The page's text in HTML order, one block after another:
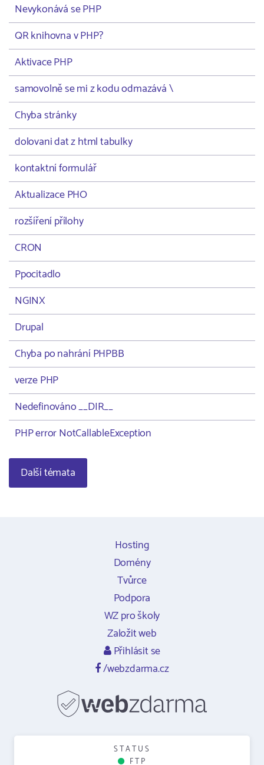
Nevykonává se PHP
QR knihovna v PHP?
Aktivace PHP
samovolně se mi z kodu odmazává \
Chyba stránky
dolovani dat z html tabulky
kontaktní formulář
Aktualizace PHO
rozšíření přílohy
CRON
Ppocitadlo
NGINX
Drupal
Chyba po nahrání PHPBB
verze PHP
Nedefinováno __DIR__
PHP error NotCallableException
Další témata
Hosting
Domény
Tvůrce
Podpora
WZ pro školy
Založit web
Přihlásit se
/webzdarma.cz
STATUS
FTP